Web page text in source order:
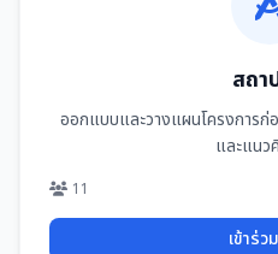
สถา
ออกแบบและวางแผนโครงการก่
และแนว
11
เข้าร่